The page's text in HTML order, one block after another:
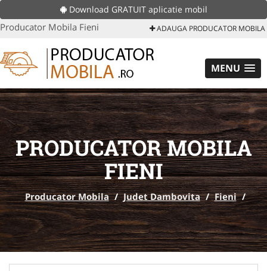
Download GRATUIT aplicatie mobil
Producator Mobila Fieni ADAUGA PRODUCATOR MOBILA
MENU
PRODUCATOR MOBILA
FIENI
Producator Mobila / Judet Dambovita / Fieni /